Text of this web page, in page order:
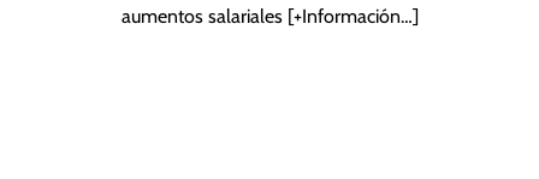
aumentos salariales [+Información…]